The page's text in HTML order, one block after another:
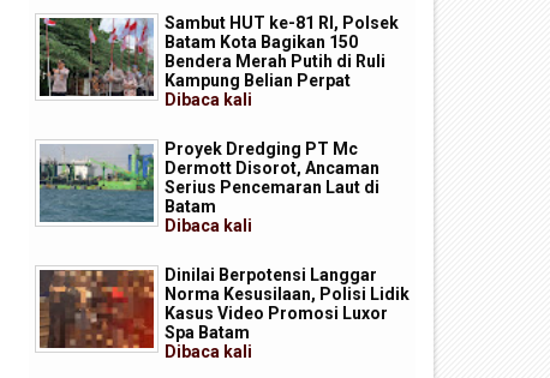
Sambut HUT ke-81 RI, Polsek
Batam Kota Bagikan 150
Bendera Merah Putih di Ruli
Kampung Belian Perpat
Dibaca kali
Proyek Dredging PT Mc
Dermott Disorot, Ancaman
Serius Pencemaran Laut di
Batam
Dibaca kali
Dinilai Berpotensi Langgar
Norma Kesusilaan, Polisi Lidik
Kasus Video Promosi Luxor
Spa Batam
Dibaca kali